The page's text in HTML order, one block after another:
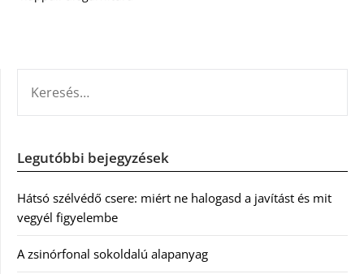
Legutóbbi bejegyzések
Hátsó szélvédő csere: miért ne halogasd a javítást és mit
vegyél figyelembe
A zsinórfonal sokoldalú alapanyag